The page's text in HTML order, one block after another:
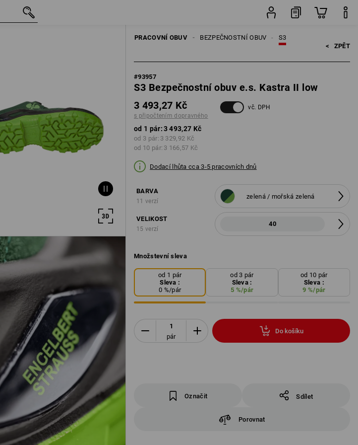
PRACOVNÍ OBUV S3
BEZPEČNOSTNÍ OBUV
< ZPĚT
#93957
S3 Bezpečnostní obuv e.s. Kastra II low
3 493,27 Kč
s připočtením dopravného
vč. DPH
od 1 pár:3 493,27 Kč
od 3 pár: 3 329,92 Kč
od 10 pár: 3 166,57 Kč
Dodací lhůta cca 3-5 pracovních dnů
BARVA
11 verzí
zelená / mořská zelená
VELIKOST
15 verzí
40
Množstevní sleva
od 1 pár
Sleva :
0 %/pár
od 3 pár
Sleva :
5 %/pár
od 10 pár
Sleva :
9 %/pár
pár
Do košíku
Označit Sdílet
Porovnat
3 493,27 Kč